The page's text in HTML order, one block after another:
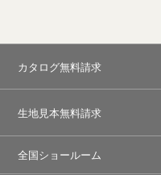
カタログ無料請求
生地見本無料請求
全国ショールーム